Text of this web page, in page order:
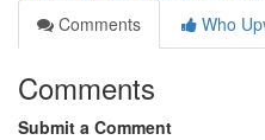
Comments
Who
Comments
Submit a Comment